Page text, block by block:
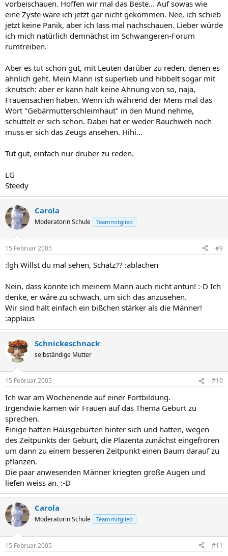
vorbeischauen. Hoffen wir mal das Beste... Auf sowas wie
eine Zyste wäre ich jetzt gar nicht gekommen. Nee, ich schieb
jetzt keine Panik, aber ich lass mal nachschauen. Lieber würde
ich mich natürlich demnächst im Schwangeren-Forum
rumtreiben.
Aber es tut schon gut, mit Leuten darüber zu reden, denen es
ähnlich geht. Mein Mann ist superlieb und hibbelt sogar mit
:knutsch: aber er kann halt keine Ahnung von so, naja,
Frauensachen haben. Wenn ich während der Mens mal das
Wort "Gebärmutterschleimhaut" in den Mund nehme,
schüttelt er sich schon. Dabei hat er weder Bauchweh noch
muss er sich das Zeugs ansehen. Hihi...
Tut gut, einfach nur drüber zu reden.
LG
Steedy
Carola
Moderatorin Schule Teammitglied
15 Februar 2005 #9
:lgh Willst du mal sehen, Schatz?? :ablachen
Nein, dass könnte ich meinem Mann auch nicht antun! :-D Ich
denke, er wäre zu schwach, um sich das anzusehen.
Wir sind halt einfach ein bißchen stärker als die Männer!
:applaus
Schnickeschnack
selbständige Mutter
15 Februar 2005 #10
Ich war am Wochenende auf einer Fortbildung.
Irgendwie kamen wir Frauen auf das Thema Geburt zu
sprechen.
Einige hatten Hausgeburten hinter sich und hatten, wegen
des Zeitpunkts der Geburt, die Plazenta zunächst eingefroren
um dann zu einem besseren Zeitpunkt einen Baum darauf zu
pflanzen.
Die paar anwesenden Männer kriegten große Augen und
liefen weiss an. :-D
Carola
Moderatorin Schule Teammitglied
15 Februar 2005 #11